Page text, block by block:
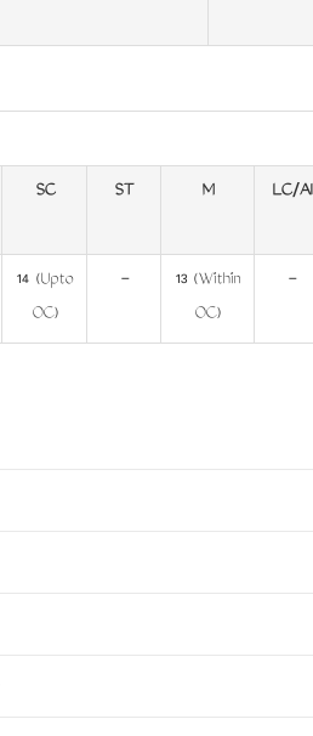
SC ST M LC/AI
14 (Upto
OC)
-
13 (Within
OC)
-